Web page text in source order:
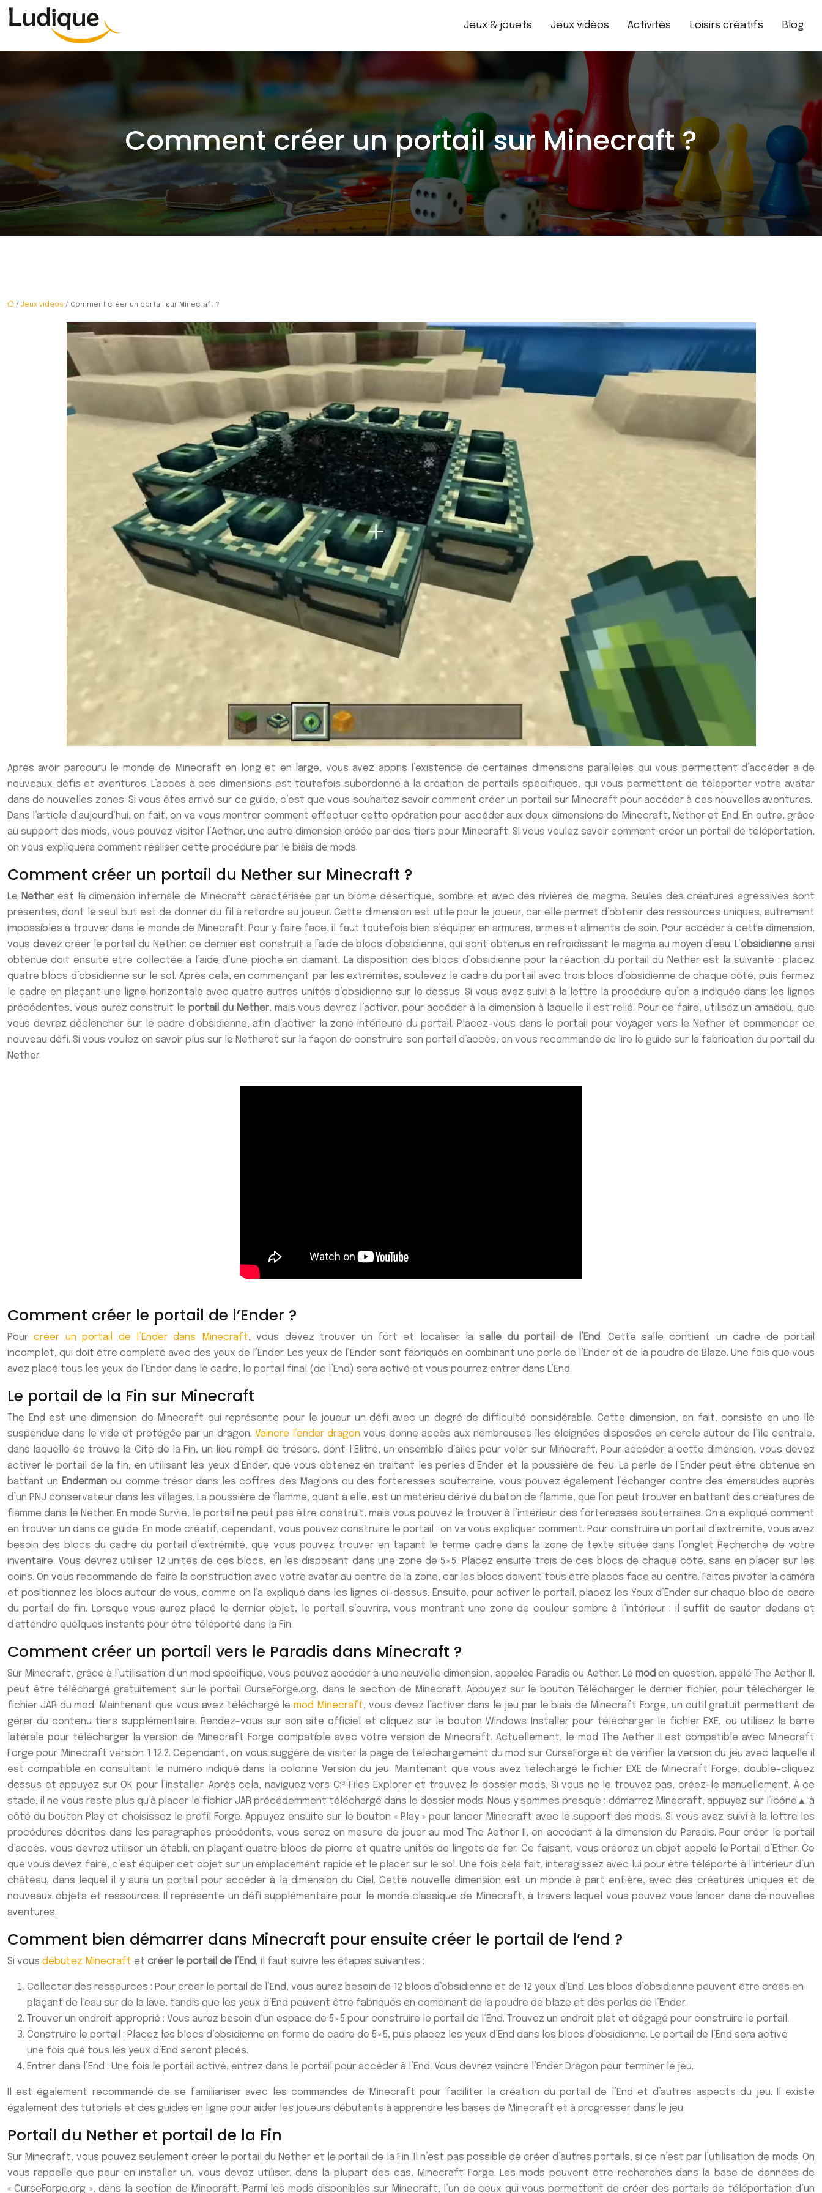
Jeux & jouets Jeux vidéos Activités Loisirs créatifs Blog
Comment créer un portail sur Minecraft ?
/ Jeux vidéos / Comment créer un portail sur Minecraft ?
Après avoir parcouru le monde de Minecraft en long et en large, vous avez appris l’existence de certaines dimensions parallèles qui vous permettent d’accéder à de
nouveaux défis et aventures. L’accès à ces dimensions est toutefois subordonné à la création de portails spécifiques, qui vous permettent de téléporter votre avatar
dans de nouvelles zones. Si vous êtes arrivé sur ce guide, c’est que vous souhaitez savoir comment créer un portail sur Minecraft pour accéder à ces nouvelles aventures.
Dans l’article d’aujourd’hui, en fait, on va vous montrer comment effectuer cette opération pour accéder aux deux dimensions de Minecraft, Nether et End. En outre, grâce
au support des mods, vous pouvez visiter l’Aether, une autre dimension créée par des tiers pour Minecraft. Si vous voulez savoir comment créer un portail de téléportation,
on vous expliquera comment réaliser cette procédure par le biais de mods.
Comment créer un portail du Nether sur Minecraft ?
Le Netherest la dimension infernale de Minecraft caractérisée par un biome désertique, sombre et avec des rivières de magma. Seules des créatures agressives sont
présentes, dont le seul but est de donner du fil à retordre au joueur. Cette dimension est utile pour le joueur, car elle permet d’obtenir des ressources uniques, autrement
impossibles à trouver dans le monde de Minecraft. Pour y faire face, il faut toutefois bien s’équiper en armures, armes et aliments de soin. Pour accéder à cette dimension,
vous devez créer le portail du Nether: ce dernier est construit à l’aide de blocs d’obsidienne, qui sont obtenus en refroidissant le magma au moyen d’eau. L’obsidienne ainsi
obtenue doit ensuite être collectée à l’aide d’une pioche en diamant. La disposition des blocs d’obsidienne pour la réaction du portail du Nether est la suivante : placez
quatre blocs d’obsidienne sur le sol. Après cela, en commençant par les extrémités, soulevez le cadre du portail avec trois blocs d’obsidienne de chaque côté, puis fermez
le cadre en plaçant une ligne horizontale avec quatre autres unités d’obsidienne sur le dessus. Si vous avez suivi à la lettre la procédure qu’on a indiquée dans les lignes
précédentes, vous aurez construit leportail du Nether, mais vous devrez l’activer, pour accéder à la dimension à laquelle il est relié. Pour ce faire, utilisez un amadou, que
vous devrez déclencher sur le cadre d’obsidienne, afin d’activer la zone intérieure du portail. Placez-vous dans le portail pour voyager vers le Nether et commencer ce
nouveau défi. Si vous voulez en savoir plus sur le Netheret sur la façon de construire son portail d’accès, on vous recommande de lire le guide sur la fabrication du portail du
Nether.
Comment créer le portail de l’Ender ?
Pourcréer un portail de l’Ender dans Minecraft, vous devez trouver un fort et localiser la salle du portail de l’End. Cette salle contient un cadre de portail
incomplet,qui doit être complété avec des yeux de l’Ender. Les yeux de l’Ender sont fabriqués en combinant une perle de l’Ender et de la poudre de Blaze. Une fois que vous
avez placé tous les yeux de l’Ender dans le cadre, le portail final (de l’End) sera activé et vous pourrez entrer dans L’End.
Le portail de la Fin sur Minecraft
The End est une dimension de Minecraft qui représente pour le joueur un défi avec un degré de difficulté considérable. Cette dimension, en fait, consiste en une île
suspendue dans le vide et protégée par un dragon. Vaincre l’ender dragon vous donne accès aux nombreuses îles éloignées disposées en cercle autour de l’île centrale,
dans laquelle se trouve la Cité de la Fin, un lieu rempli de trésors, dont l’Elitre, un ensemble d’ailes pour voler sur Minecraft. Pour accéder à cette dimension, vous devez
activer le portail de la fin, en utilisant les yeux d’Ender, que vous obtenez en traitant les perles d’Ender et la poussière de feu. La perle de l’Ender peut être obtenue en
battant un Endermanou comme trésor dans les coffres des Magions ou des forteresses souterraine, vous pouvez également l’échanger contre des émeraudes auprès
d’un PNJ conservateur dans les villages. La poussière de flamme, quant à elle, est un matériau dérivé du bâton de flamme, que l’on peut trouver en battant des créatures de
flamme dans le Nether. En mode Survie, le portail ne peut pas être construit, mais vous pouvez le trouver à l’intérieur des forteresses souterraines. On a expliqué comment
en trouver un dans ce guide. En mode créatif, cependant, vous pouvez construire le portail : on va vous expliquer comment. Pour construire un portail d’extrémité, vous avez
besoin des blocs du cadre du portail d’extrémité, que vous pouvez trouver en tapant le terme cadre dans la zone de texte située dans l’onglet Recherche de votre
inventaire. Vous devrez utiliser 12 unités de ces blocs, en les disposant dans une zone de 5×5. Placez ensuite trois de ces blocs de chaque côté, sans en placer sur les
coins. On vous recommande de faire la construction avec votre avatar au centre de la zone, car les blocs doivent tous être placés face au centre. Faites pivoter la caméra
et positionnez les blocs autour de vous, comme on l’a expliqué dans les lignes ci-dessus. Ensuite, pour activer le portail, placez les Yeux d’Ender sur chaque bloc de cadre
du portail de fin. Lorsque vous aurez placé le dernier objet, le portail s’ouvrira, vous montrant une zone de couleur sombre à l’intérieur : il suffit de sauter dedans et
d’attendre quelques instants pour être téléporté dans la Fin.
Comment créer un portail vers le Paradis dans Minecraft ?
Sur Minecraft, grâce à l’utilisation d’un mod spécifique, vous pouvez accéder à une nouvelle dimension, appelée Paradis ou Aether. Lemod en question, appelé The Aether II,
peut être téléchargé gratuitement sur le portail CurseForge.org, dans la section de Minecraft. Appuyez sur le bouton Télécharger le dernier fichier, pour télécharger le
fichier JAR du mod. Maintenant que vous avez téléchargé lemod Minecraft, vous devez l’activer dans le jeu par le biais de Minecraft Forge, un outil gratuit permettant de
gérer du contenu tiers supplémentaire. Rendez-vous sur son site officiel et cliquez sur le bouton Windows Installer pour télécharger le fichier EXE, ou utilisez la barre
latérale pour télécharger la version de Minecraft Forge compatible avec votre version de Minecraft. Actuellement, le mod The Aether II est compatible avec Minecraft
Forge pour Minecraft version 1.12.2. Cependant, on vous suggère de visiter la page de téléchargement du mod sur CurseForge et de vérifier la version du jeu avec laquelle il
est compatible en consultant le numéro indiqué dans la colonne Version du jeu. Maintenant que vous avez téléchargé le fichier EXE de Minecraft Forge, double-cliquez
dessus et appuyez sur OK pour l’installer. Après cela, naviguez vers C:³ Files Explorer et trouvez le dossier mods. Si vous ne le trouvez pas, créez-le manuellement. À ce
stade, il ne vous reste plus qu’à placer le fichier JAR précédemment téléchargé dans le dossier mods. Nous y sommes presque : démarrez Minecraft, appuyez sur l’icône▲ à
côté du bouton Play et choisissez le profil Forge. Appuyez ensuite sur le bouton « Play » pour lancer Minecraft avec le support des mods. Si vous avez suivi à la lettre les
procédures décrites dans les paragraphes précédents, vous serez en mesure de jouer au mod The Aether II, en accédant à la dimension du Paradis. Pour créer le portail
d’accès, vous devrez utiliser un établi, en plaçant quatre blocs de pierre et quatre unités de lingots de fer. Ce faisant, vous créerez un objet appelé le Portail d’Ether. Ce
que vous devez faire, c’est équiper cet objet sur un emplacement rapide et le placer sur le sol. Une fois cela fait, interagissez avec lui pour être téléporté à l’intérieur d’un
château, dans lequel il y aura un portail pour accéder à la dimension du Ciel. Cette nouvelle dimension est un monde à part entière, avec des créatures uniques et de
nouveaux objets et ressources. Il représente un défi supplémentaire pour le monde classique de Minecraft, à travers lequel vous pouvez vous lancer dans de nouvelles
aventures.
Comment bien démarrer dans Minecraft pour ensuite créer le portail de l’end ?
Si vous débutez Minecraft et créer le portail de l’End, il faut suivre les étapes suivantes :
Collecter des ressources : Pour créer le portail de l’End, vous aurez besoin de 12 blocs d’obsidienne et de 12 yeux d’End. Les blocs d’obsidienne peuvent être créés en
plaçant de l’eau sur de la lave, tandis que les yeux d’End peuvent être fabriqués en combinant de la poudre de blaze et des perles de l’Ender.
Trouver un endroit approprié : Vous aurez besoin d’un espace de 5×5 pour construire le portail de l’End. Trouvez un endroit plat et dégagé pour construire le portail.
Construire le portail : Placez les blocs d’obsidienne en forme de cadre de 5×5, puis placez les yeux d’End dans les blocs d’obsidienne. Le portail de l’End sera activé
une fois que tous les yeux d’End seront placés.
Entrer dans l’End : Une fois le portail activé, entrez dans le portail pour accéder à l’End. Vous devrez vaincre l’Ender Dragon pour terminer le jeu.
Il est également recommandé de se familiariser avec les commandes de Minecraft pour faciliter la création du portail de l’End et d’autres aspects du jeu. Il existe
également des tutoriels et des guides en ligne pour aider les joueurs débutants à apprendre les bases de Minecraft et à progresser dans le jeu.
Portail du Nether et portail de la Fin
Sur Minecraft, vous pouvez seulement créer le portail du Nether et le portail de la Fin. Il n’est pas possible de créer d’autres portails, si ce n’est par l’utilisation de mods. On
vous rappelle que pour en installer un, vous devez utiliser, dans la plupart des cas, Minecraft Forge. Les mods peuvent être recherchés dans la base de données de
« CurseForge.org », dans la section de Minecraft. Parmi les mods disponibles sur Minecraft, l’un de ceux qui vous permettent de créer des portails de téléportation d’un